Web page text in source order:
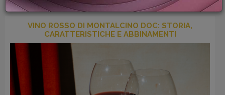
GIFT
CARD
BLOG
ACCEDI
VINO ROSSO DI MONTALCINO DOC: STORIA,
CARATTERISTICHE E ABBINAMENTI